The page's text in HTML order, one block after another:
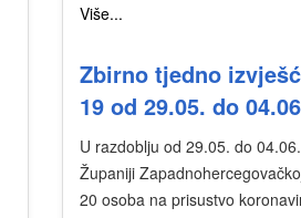
Više...
Zbirno tjedno
19 od 29.05. do
U razdoblju od 29.05. do
Županiji
20 osoba na prisustvo